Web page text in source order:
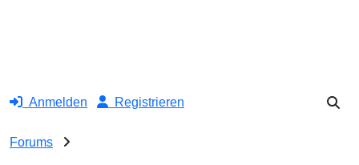
Anmelden Registrieren
Forums